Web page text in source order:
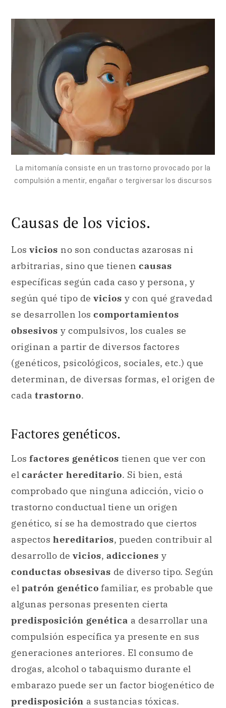
La mitomanía consiste en un trastorno provocado por la
compulsión a mentir, engañar o tergiversar los discursos
Causas de los vicios.
Los vicios no son conductas azarosas ni
arbitrarias, sino que tienen causas
específicas según cada caso y persona, y
según qué tipo de vicios y con qué gravedad
se desarrollen los comportamientos
obsesivos y compulsivos, los cuales se
originan a partir de diversos factores
(genéticos, psicológicos, sociales, etc.) que
determinan, de diversas formas, el origen de
cada trastorno.
Factores genéticos.
Los factores genéticos tienen que ver con
el carácter hereditario. Si bien, está
comprobado que ninguna adicción, vicio o
trastorno conductual tiene un origen
genético, sí se ha demostrado que ciertos
aspectos hereditarios, pueden contribuir al
desarrollo de vicios, adicciones y
conductas obsesivas de diverso tipo. Según
el patrón genético familiar, es probable que
algunas personas presenten cierta
predisposición genética a desarrollar una
compulsión específica ya presente en sus
generaciones anteriores. El consumo de
drogas, alcohol o tabaquismo durante el
embarazo puede ser un factor biogenético de
predisposición a sustancias tóxicas.